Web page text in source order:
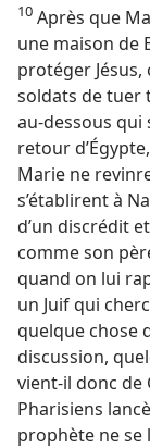
10 Après que
une maison de
protéger
soldats de tuer
au-dessous qui
retour
Marie ne
s’établirent à
d’un discrédit
comme son
quand on lui
un Juif qui
quelque chose
discussion,
vient-​il donc de
Pharisiens
prophète ne se